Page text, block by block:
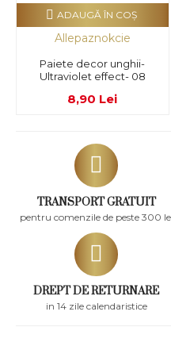
TRANSPORT GRATUIT
pentru comenzile de peste 300
DREPT DE RETURNARE
in 14 zile calendaristice
Allepaznokcie
Paiete decor unghii-
Ultraviolet effect- 08
8,90 Lei
ADAUGĂ ÎN COŞ